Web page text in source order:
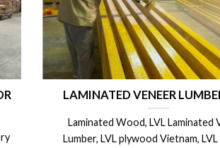
x
CÁC BIỆN PHÁP CÁCH BẢO
COPPHA PHỦ PHIM,
DỤNG ĐƯỢC NHIỀU